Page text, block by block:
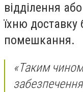
відділення
їхню доставку
помешкання.
«Таким
забезпечення